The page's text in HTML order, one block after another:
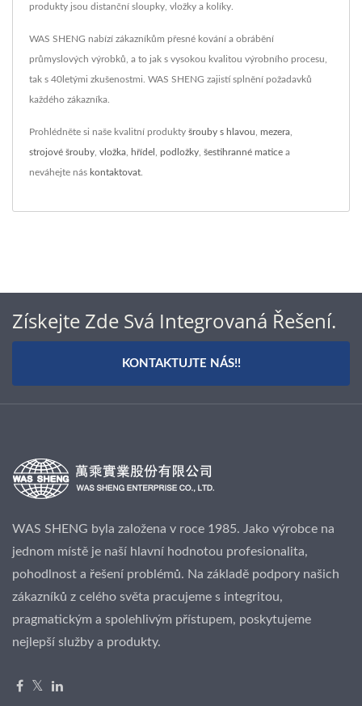
produkty jsou distanční sloupky, vložky a kolíky.
WAS SHENG nabízí zákazníkům přesné kování a obrábění
průmyslových výrobků, a to jak s vysokou kvalitou výrobního procesu,
tak s 40letými zkušenostmi. WAS SHENG zajistí splnění požadavků
každého zákazníka.
Prohlédněte si naše kvalitní produkty šrouby s hlavou mezera
strojové šrouby vložka hřídel podložky šestihranné matice a
neváhejte nás kontaktovat
Získejte Zde Svá Integrovaná Řešení.
KONTAKTUJTE NÁS!!
WAS SHENG byla založena v roce 1985. Jako výrobce na
jednom místě je naší hlavní hodnotou profesionalita,
pohodlnost a řešení problémů. Na základě podpory našich
zákazníků z celého světa pracujeme s integritou,
pragmatickým a spolehlivým přístupem, poskytujeme
nejlepší služby a produkty.